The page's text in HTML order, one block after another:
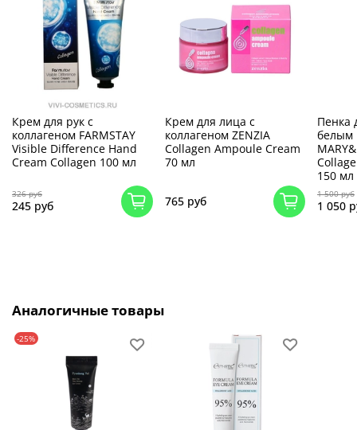
Крем для рук с
коллагеном FARMSTAY
Visible Difference Hand
Cream Collagen 100 мл
326 руб
245 руб
Крем для лица c
коллагеном ZENZIA
Collagen Ampoule Cream
70 мл
765 руб
Пенка
белым
150 мл
1 500 руб
1 050
Аналогичные товары
-25%